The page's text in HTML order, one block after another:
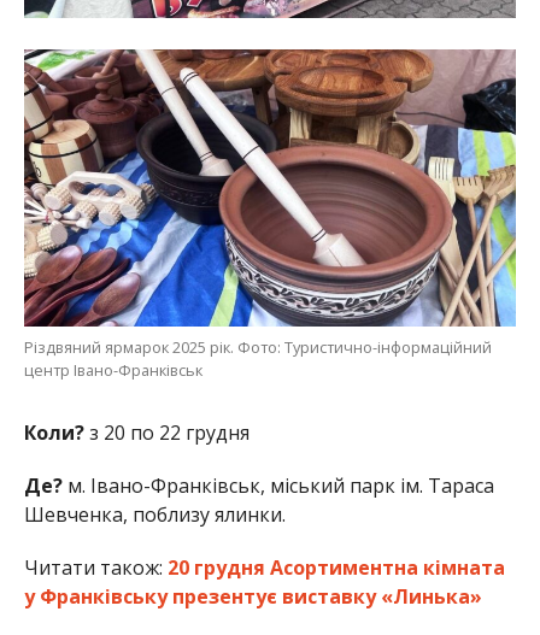
Різдвяний ярмарок 2025 рік. Фото: Туристично-інформаційний
центр Івано-Франківськ
Коли?з 20 по 22 грудня
Де?м. Івано-Франківськ, міський парк ім. Тараса
Шевченка, поблизу ялинки.
Читати також: 20 грудня Асортиментна кімната
у Франківську презентує виставку «Линька»